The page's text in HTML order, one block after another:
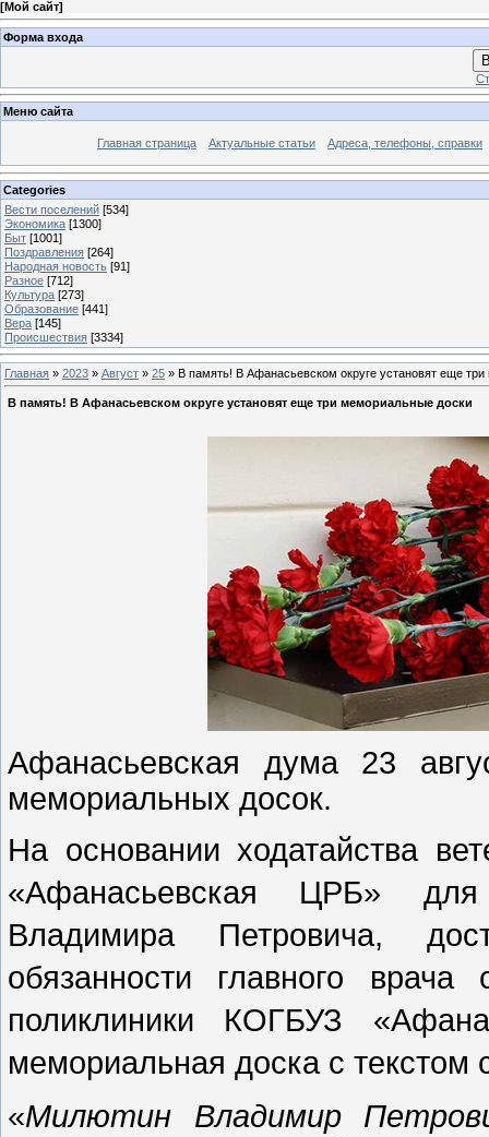
[Мой сайт]
Форма входа
Меню сайта
Главная страница Актуальные статьи Адреса, телефоны, справки
Categories
Вести поселений [534]
Экономика [1300]
Быт [1001]
Поздравления [264]
Народная новость [91]
Разное [712]
Культура [273]
Образование [441]
Вера [145]
Происшествия [3334]
Главная » 2023 » Август » 25 » В память! В Афанасьевском округе установят еще
В память! В Афанасьевском округе установят еще три мемориальные доски
Афанасьевская дума 23
мемориальных досок.
На основании ходатайства
«Афанасьевская ЦРБ»
Владимира Петровича,
обязанности главного
поликлиники КОГБУЗ
мемориальная доскас текстом
«Милютин Владимир